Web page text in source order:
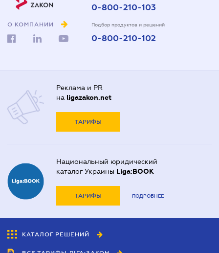
О КОМПАНИИ
0-800-210-103
Подбор продуктов и решений
0-800-210-102
Реклама и PR
на ligazakon.net
ТАРИФЫ
Национальный юридический
каталог Украины Liga:BOOK
ТАРИФЫ ПОДРОБНЕЕ
КАТАЛОГ РЕШЕНИЙ